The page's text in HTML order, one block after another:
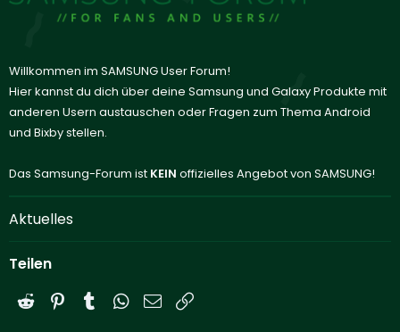
Willkommen im SAMSUNG User Forum!
Hier kannst du dich über deine Samsung und Galaxy Produkte mit
anderen Usern austauschen oder Fragen zum Thema Android
und Bixby stellen.
Das Samsung-Forum ist KEIN offizielles Angebot von SAMSUNG!
Aktuelles
Teilen
Reddit PinterestTumblrWhatsApp
E-Mail